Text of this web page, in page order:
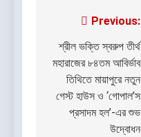
Post
navigation
Previous:
শ্রীল ভক্তি স্বরুপ তীর্থ
মহারাজের ৮৪তম আবির্ভাব
তিথিতে মায়াপুরে নতুন
গেস্ট হাউস ও ‘গোপাল’স
প্রসাদম হল’-এর শুভ
উদ্বোধন